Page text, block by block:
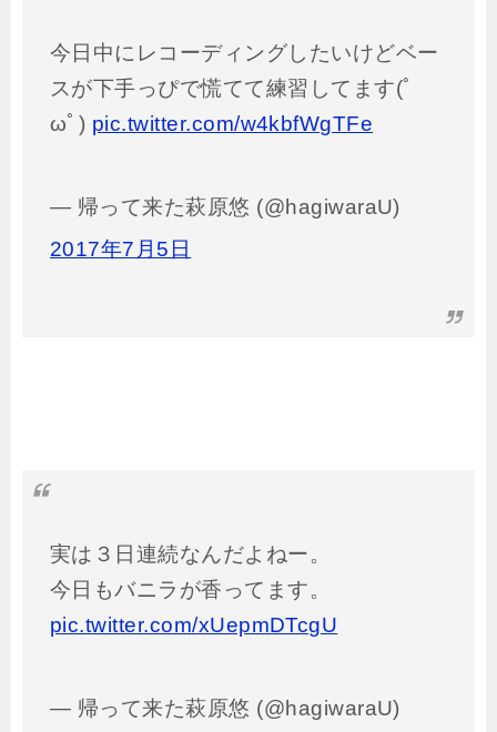
今日中にレコーディングしたいけどベー
スが下手っぴで慌てて練習してます(ﾟ
ωﾟ) pic.twitter.com/w4kbfWgTFe
— 帰って来た萩原悠 (@hagiwaraU)
2017年7月5日
実は３日連続なんだよねー。
今日もバニラが香ってます。
pic.twitter.com/xUepmDTcgU
— 帰って来た萩原悠 (@hagiwaraU)